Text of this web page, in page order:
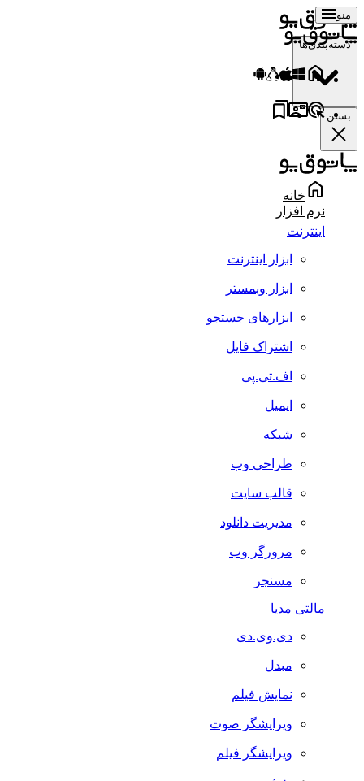
منو
دسته‌بندی‌ها
بستن
خانه
نرم افزار
اینترنت
ابزار اینترنت
ابزار وبمستر
ابزارهای جستجو
اشتراک فایل
اف.تی.پی
ایمیل
شبکه
طراحی وب
قالب سایت
مدیریت دانلود
مرورگر وب
مسنجر
مالتی مدیا
دی.وی.دی
مبدل
نمایش فیلم
ویرایشگر صوت
ویرایشگر فیلم